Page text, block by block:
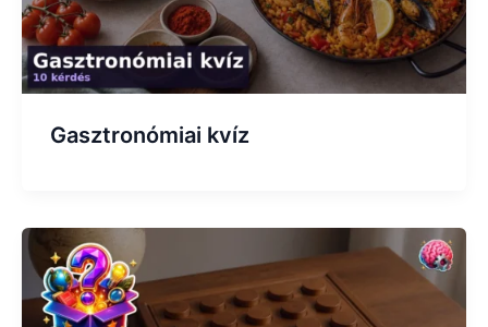
Gasztronómiai kvíz